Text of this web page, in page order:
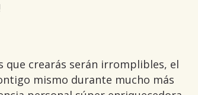
que crearás serán irromplibles, el
mismo durante mucho más